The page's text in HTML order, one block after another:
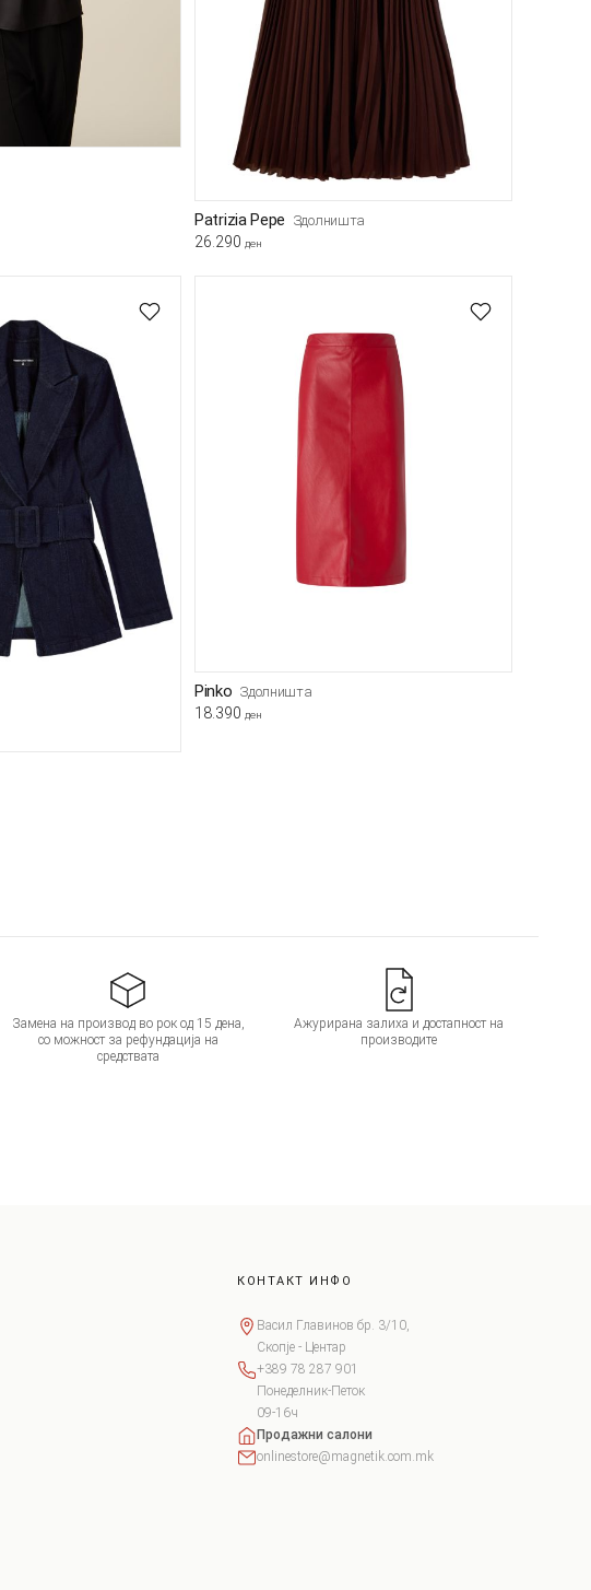
Patrizia Pepe Здолништа
26.290 ден
Pinko Здолништа
18.390 ден
Замена на производ во рок од 15 дена,
со можност за рефундација на
средствата
Ажурирана залиха и достапност на
производите
КОНТАКТ ИНФО
Васил Главинов бр. 3/10,
Скопје - Центар
+389 78 287 901
Понеделник-Петок
09-16ч
Продажни салони
onlinestore@magnetik.com.mk